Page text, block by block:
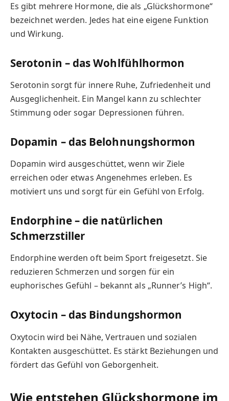
Es gibt mehrere Hormone, die als „Glückshormone“
bezeichnet werden. Jedes hat eine eigene Funktion
und Wirkung.
Serotonin – das Wohlfühlhormon
Serotonin sorgt für innere Ruhe, Zufriedenheit und
Ausgeglichenheit. Ein Mangel kann zu schlechter
Stimmung oder sogar Depressionen führen.
Dopamin – das Belohnungshormon
Dopamin wird ausgeschüttet, wenn wir Ziele
erreichen oder etwas Angenehmes erleben. Es
motiviert uns und sorgt für ein Gefühl von Erfolg.
Endorphine – die natürlichen
Schmerzstiller
Endorphine werden oft beim Sport freigesetzt. Sie
reduzieren Schmerzen und sorgen für ein
euphorisches Gefühl – bekannt als „Runner’s High“.
Oxytocin – das Bindungshormon
Oxytocin wird bei Nähe, Vertrauen und sozialen
Kontakten ausgeschüttet. Es stärkt Beziehungen und
fördert das Gefühl von Geborgenheit.
Wie entstehen Glückshormone im